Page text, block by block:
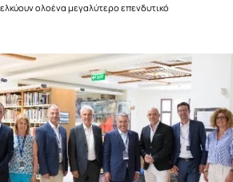
ολοένα μεγαλύτερο επενδυτικό